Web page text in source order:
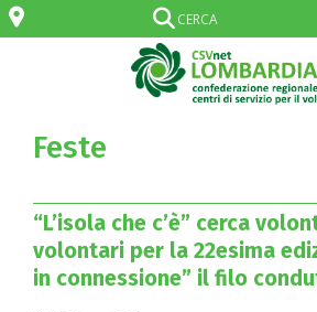
Feste
“L’isola che c’è” cerca
volontari per la 22esima
in connessione” il filo